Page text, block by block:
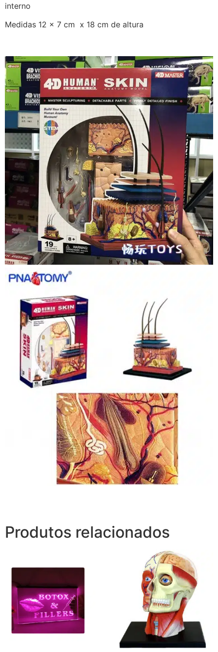
interno
Medidas 12 x 7 cm x 18 cm de altura
Produtos relacionados